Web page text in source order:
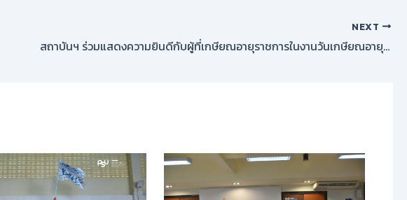
NEXT
สถาบันฯ ร่วมแสดงความยินดีกับผู้ที่เกษียณอายุราชการในงานวันเกษียณอายุราชการ ประจำปี ๒๕๖๖ “ผูกพันมั่นเกลียว…สงขลานครินทร์”